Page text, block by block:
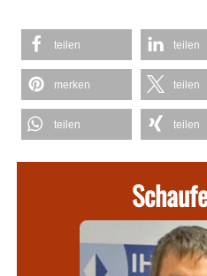
teilen teilen
merken teilen
teilen teilen